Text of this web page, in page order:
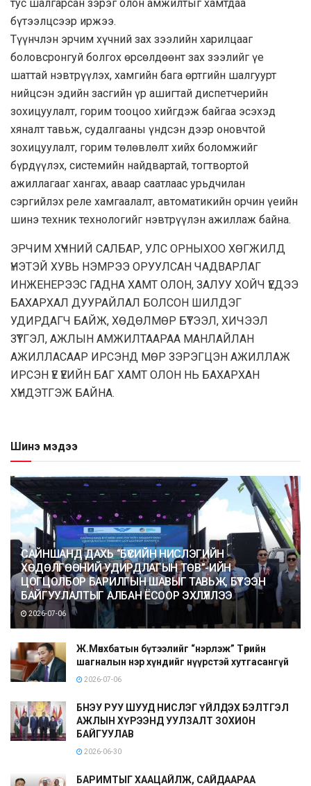
тус шалгарсан зэрэг олон амжилтыг хамтдаа
бүтээлцсээр иржээ.
Түүнчлэн эрчим хүчний зах зээлийн харилцааг
боловсронгуй болгох өрсөлдөөнт зах зээлийг үе
шаттай нэвтрүүлэх, хамгийн бага өртгийн шалгуурт
нийцсэн эдийн засгийн үр ашигтай диспетчерийн
зохицуулалт, горим тооцоо хийгдэж байгаа эсэхэд
хяналт тавьж, судалгааны үндсэн дээр оновчтой
зохицуулалт, горим төлөвлөлт хийх боломжийг
бүрдүүлэх, системийн найдвартай, тогтвортой
ажиллагааг хангах, аваар саатлаас урьдчилан
сэргийлэх реле хамгаалалт, автоматикийн орчин үеийн
шинэ техник технологийг нэвтрүүлэн ажиллаж байна.
ЭРЧИМ ХҮЧНИЙ САЛБАР, УЛС ОРНЫХОО ХӨГЖИЛД
ҮНЭТЭЙ ХУВЬ НЭМРЭЭ ОРУУЛСАН ЧАДВАРЛАГ
ИНЖЕНЕРЭЭС ГАДНА ХАМТ ОЛОН, ЗАЛУУ ХОЙЧ ҮЕДЭЭ
БАХАРХАЛ ДУУРАЙЛАЛ БОЛСОН ШИЛДЭГ
УДИРДАГЧ БАЙЖ, ХӨДӨЛМӨР БҮТЭЭЛ, ХИЧЭЭЛ
ЗҮТГЭЛ, АЖЛЫН АМЖИЛТААРАА МАНЛАЙЛАН
АЖИЛЛАСААР ИРСЭНД МӨР ЗЭРЭГЦЭН АЖИЛЛАЖ
ИРСЭН ҮЕ ҮЕИЙН БАГ ХАМТ ОЛОН НЬ БАХАРХАН
ХҮНДЭТГЭЖ БАЙНА.
Шинэ мэдээ
САЙНШАНД ДАХЬ “БҮСИЙН НИСЛЭГИЙН
ХӨДӨЛГӨӨНИЙ УДИРДЛАГЫН ТӨВ”-ИЙН
ЦОГЦОЛБОР БАРИЛГЫН ШАВЫГ ТАВЬЖ, БҮТЭЭН
БАЙГУУЛАЛТЫГ АЛБАН ЁСООР ЭХЛҮҮЛЛЭЭ
2026-07-06
Ж.Мөнхбатын бүтээлийг “нэрлэж” Төрийн
шагналын нэр хүндийг нүүрстэй хутгасангүй
2026-07-06
БНЭУ РУУ ШУУД НИСЛЭГ ҮЙЛДЭХ БЭЛТГЭЛ
АЖЛЫН ХҮРЭЭНД УУЛЗАЛТ ЗОХИОН
БАЙГУУЛАВ
2026-06-30
БАРИМТЫГ ХААЦАЙЛЖ, САЙДААРАА